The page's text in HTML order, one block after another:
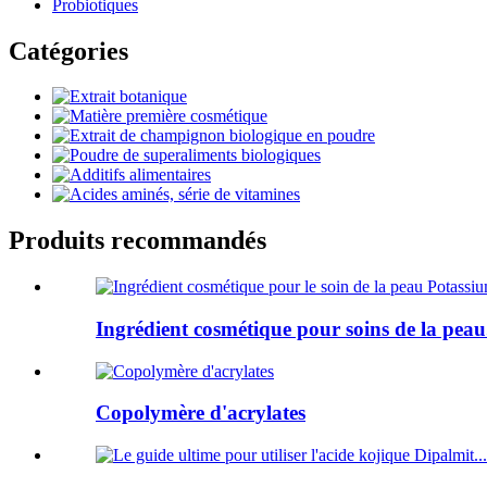
Probiotiques
Catégories
Produits recommandés
Ingrédient cosmétique pour soins de la
Copolymère d'acrylates